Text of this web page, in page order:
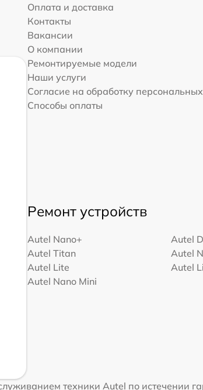
Оплата и доставка
Контакты
Вакансии
О компании
Ремонтируемые модели
Наши услуги
Согласие на обработку
Способы оплаты
Ремонт устройств
Autel Nano+ Autel
Autel Titan
Autel
Autel Lite
Autel
Autel Nano Mini
техники Autel по истечении